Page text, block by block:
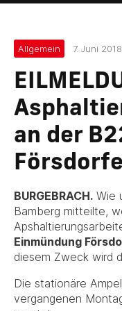
Allgemein 7. Juni 2018
an der
BURGEBRACH. Wie
Bamberg mitteilte,
Einmündung
diesem Zweck wird
Die stationäre
vergangenen